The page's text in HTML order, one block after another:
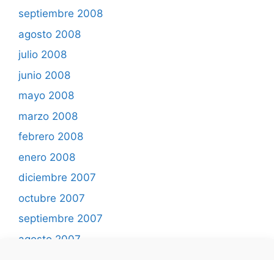
septiembre 2008
agosto 2008
julio 2008
junio 2008
mayo 2008
marzo 2008
febrero 2008
enero 2008
diciembre 2007
octubre 2007
septiembre 2007
agosto 2007